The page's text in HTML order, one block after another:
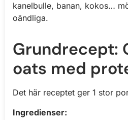
kanelbulle, banan, kokos…
oändliga.
Grundrecept:
oats med
Det här receptet ger 1 stor
Ingredienser: